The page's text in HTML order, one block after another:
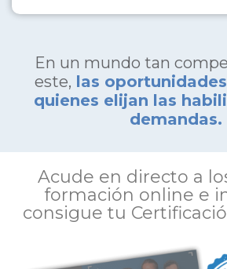
En un mundo tan
este, las
quienes elijan las
demandas.
Acude en directo a
formación online e
consigue tu